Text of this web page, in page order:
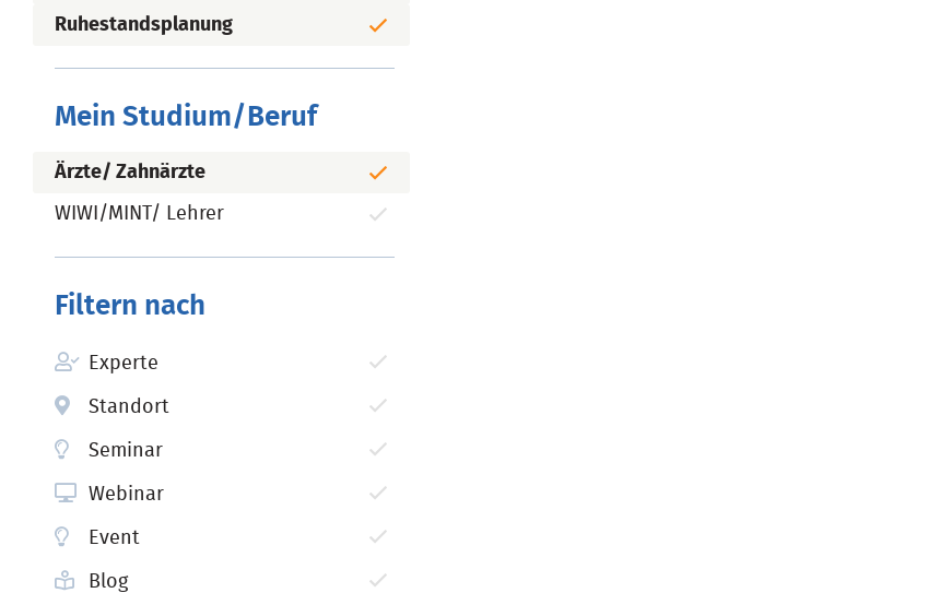
Ruhestandsplanung
Mein Studium/Beruf
Ärzte/ Zahnärzte
WIWI/MINT/ Lehrer
Filtern nach
Experte
Standort
Seminar
Webinar
Event
Blog